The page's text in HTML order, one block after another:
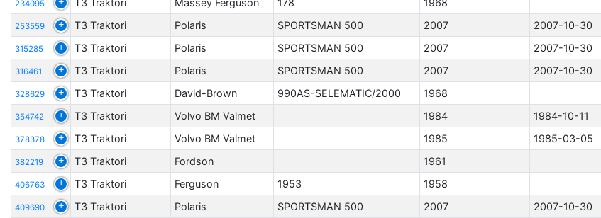
234095 T3 Traktori Massey Ferguson 178 1968
253559 T3 Traktori Polaris SPORTSMAN 500 2007 2007-10-30
315285 T3 Traktori Polaris SPORTSMAN 500 2007 2007-10-30
316461 T3 Traktori Polaris SPORTSMAN 500 2007 2007-10-30
328629 T3 Traktori David-Brown 990AS-SELEMATIC/2000 1968
354742 T3 Traktori Volvo BM Valmet 1984 1984-10-11
378378 T3 Traktori Volvo BM Valmet 1985 1985-03-05
382219 T3 Traktori Fordson 1961
406763 T3 Traktori Ferguson 1953 1958
409690 T3 Traktori Polaris SPORTSMAN 500 2007 2007-10-30